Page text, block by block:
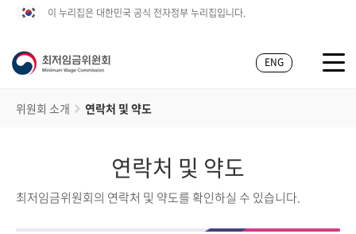
이 누리집은 대한민국 공식 전자정부 누리집입니다.
ENG
위원회 소개 연락처 및 약도
연락처 및 약도
최저임금위원회의 연락처 및 약도를 확인하실 수 있습니다.